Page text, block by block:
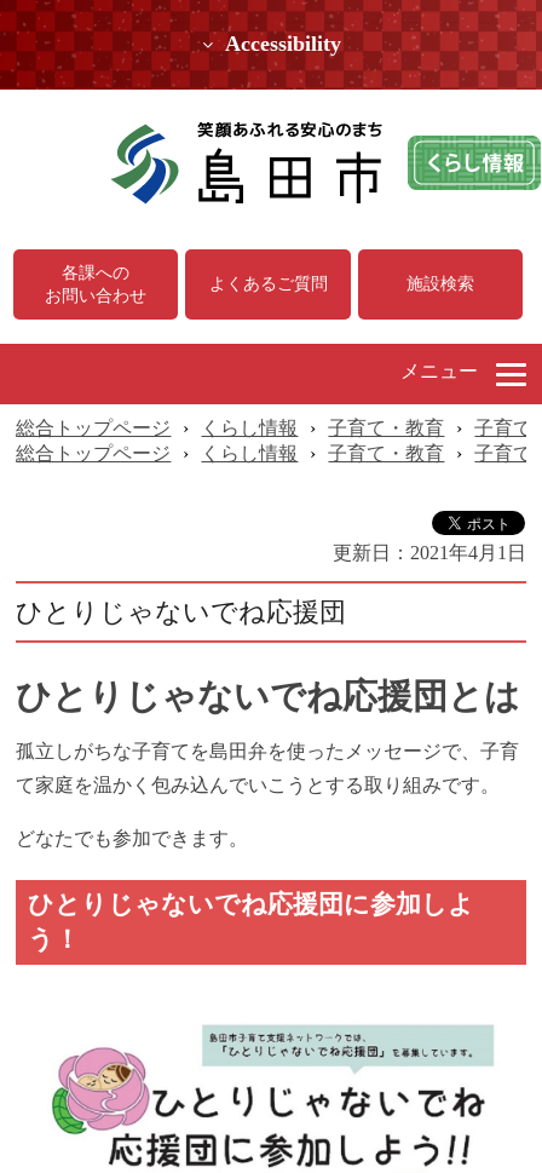
Accessibility
各課への
お問い合わせ
よくあるご質問 施設検索
メニュー
総合トップページ › くらし情報 › 子育て・教育 ›
子育て
総合トップページ
› くらし情報 › 子育て・教育 › 子育て
更新日： 2021年4月1日
ひとりじゃないでね応援団
ひとりじゃないでね応援団とは
孤立しがちな子育てを島田弁を使ったメッセージで、子育
て家庭を温かく包み込んでいこうとする取り組みです。
どなたでも参加できます。
ひとりじゃないでね応援団に参加しよ
う！